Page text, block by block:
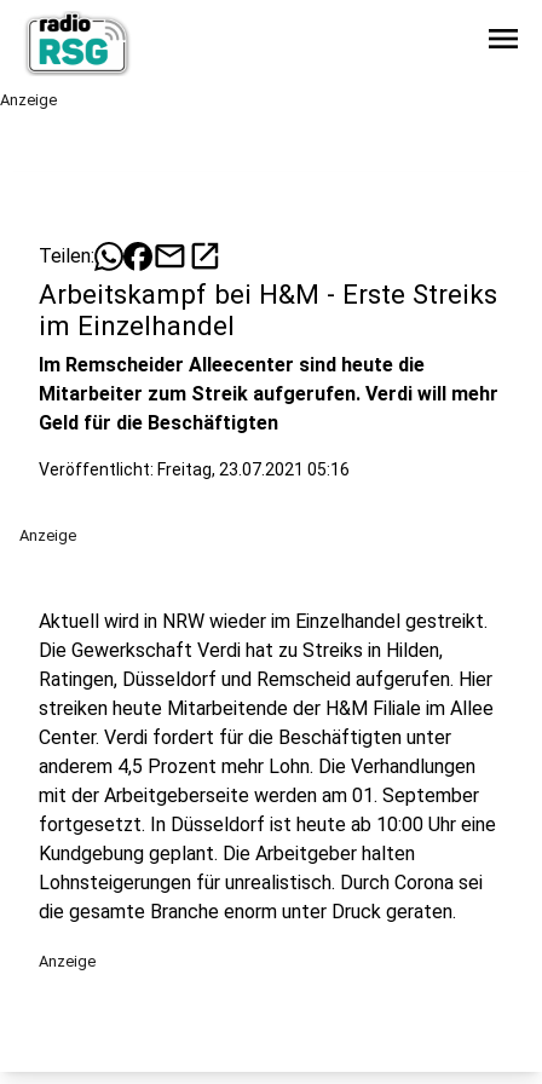
menu
Anzeige
Teilen: mailopen_in_new
Arbeitskampf bei H&M - Erste Streiks
im Einzelhandel
Im Remscheider Alleecenter sind heute die
Mitarbeiter zum Streik aufgerufen. Verdi will mehr
Geld für die Beschäftigten
Veröffentlicht: Freitag, 23.07.2021 05:16
Anzeige
Aktuell wird in NRW wieder im Einzelhandel gestreikt.
Die Gewerkschaft Verdi hat zu Streiks in Hilden,
Ratingen, Düsseldorf und Remscheid aufgerufen. Hier
streiken heute Mitarbeitende der H&M Filiale im Allee
Center. Verdi fordert für die Beschäftigten unter
anderem 4,5 Prozent mehr Lohn. Die Verhandlungen
mit der Arbeitgeberseite werden am 01. September
fortgesetzt. In Düsseldorf ist heute ab 10:00 Uhr eine
Kundgebung geplant. Die Arbeitgeber halten
Lohnsteigerungen für unrealistisch. Durch Corona sei
die gesamte Branche enorm unter Druck geraten.
Anzeige